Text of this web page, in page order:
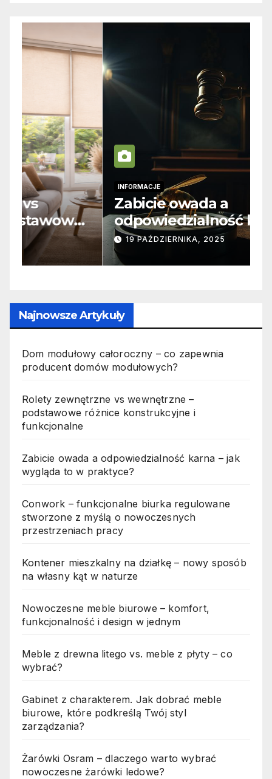
INFORMACJE
Zabicie owada a
odpowiedzialność karna –
jak wygląda to w praktyce?
19 PAŹDZIERNIKA, 2025
Najnowsze Artykuły
Dom modułowy całoroczny – co zapewnia
producent domów modułowych?
Rolety zewnętrzne vs wewnętrzne –
podstawowe różnice konstrukcyjne i
funkcjonalne
Zabicie owada a odpowiedzialność karna – jak
wygląda to w praktyce?
Conwork – funkcjonalne biurka regulowane
stworzone z myślą o nowoczesnych
przestrzeniach pracy
Kontener mieszkalny na działkę – nowy sposób
na własny kąt w naturze
Nowoczesne meble biurowe – komfort,
funkcjonalność i design w jednym
Meble z drewna litego vs. meble z płyty – co
wybrać?
Gabinet z charakterem. Jak dobrać meble
biurowe, które podkreślą Twój styl
zarządzania?
Żarówki Osram – dlaczego warto wybrać
nowoczesne żarówki ledowe?